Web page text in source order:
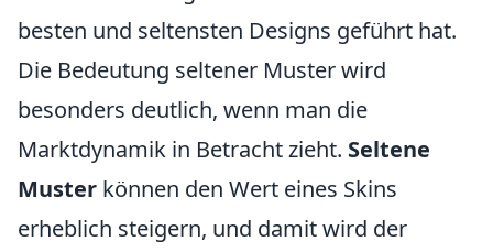
besten und seltensten Designs geführt hat.
Die Bedeutung seltener Muster wird
besonders deutlich, wenn man die
Marktdynamik in Betracht zieht. Seltene
Muster können den Wert eines Skins
erheblich steigern, und damit wird der